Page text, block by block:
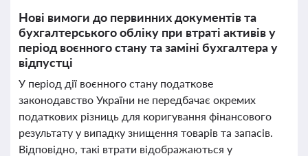
Нові вимоги до первинних документів та
бухгалтерського обліку при втраті активів у
період воєнного стану та заміні бухгалтера у
відпустці
У період дії воєнного стану податкове
законодавство України не передбачає окремих
податкових різниць для коригування фінансового
результату у випадку знищення товарів та запасів.
Відповідно, такі втрати відображаються у